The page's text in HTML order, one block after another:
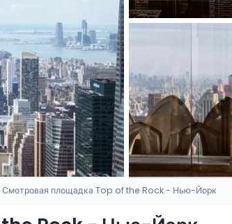
Смотровая площадка Top of the Rock - Нью-Йорк